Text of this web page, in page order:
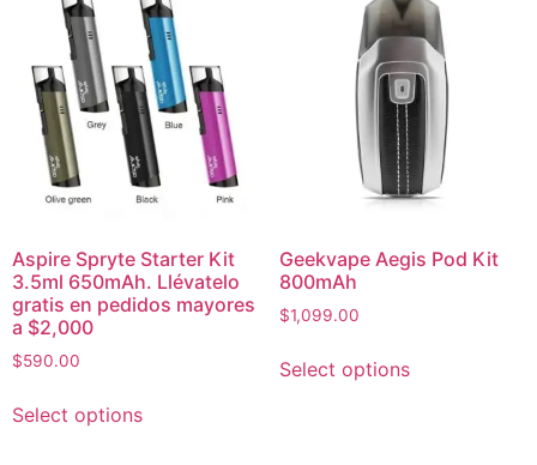
Aspire Spryte Starter Kit
3.5ml 650mAh. Llévatelo
gratis en pedidos mayores
a $2,000
$590.00
Select options
Geekvape Aegis Pod Kit
800mAh
$1,099.00
Select options